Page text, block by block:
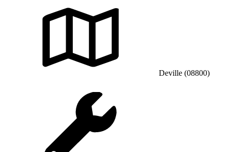
Deville (08800)